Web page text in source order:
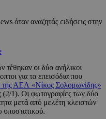
όταν αναζητάς ειδήσεις στην
οι δύο ανήλικοι
για τα επεισόδια που
της ΑΕΛ «Νίκος Σολομωνίδης»
(2/1). Οι φωτογραφίες των δύο
μετά από μελέτη κλειστών